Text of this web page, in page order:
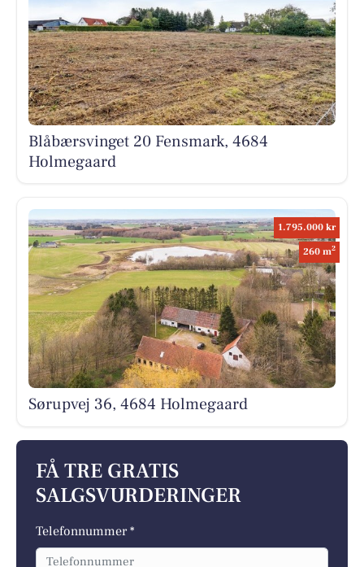
Blåbærsvinget 20 Fensmark, 4684
Holmegaard
1.795.000 kr
260 m2
Sørupvej 36, 4684 Holmegaard
FÅ TRE GRATIS
SALGSVURDERINGER
Telefonnummer *